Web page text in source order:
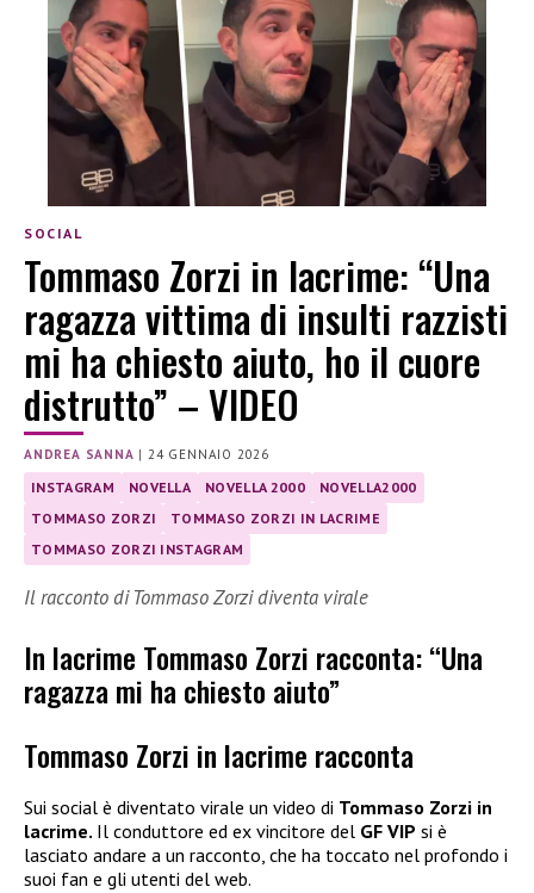
SOCIAL
Tommaso Zorzi in lacrime: “Una
ragazza vittima di insulti razzisti
mi ha chiesto aiuto, ho il cuore
distrutto” – VIDEO
ANDREA SANNA |24 GENNAIO 2026
INSTAGRAM NOVELLA NOVELLA 2000
NOVELLA2000
TOMMASO ZORZI
TOMMASO ZORZI IN LACRIME
TOMMASO ZORZI INSTAGRAM
Il racconto di Tommaso Zorzi diventa virale
In lacrime Tommaso Zorzi racconta: “Una
ragazza mi ha chiesto aiuto”
Tommaso Zorzi in lacrime racconta
Sui social è diventato virale un video di Tommaso Zorzi in
lacrime. Il conduttore ed ex vincitore del GF VIP si è
lasciato andare a un racconto, che ha toccato nel profondo i
suoi fan e gli utenti del web.